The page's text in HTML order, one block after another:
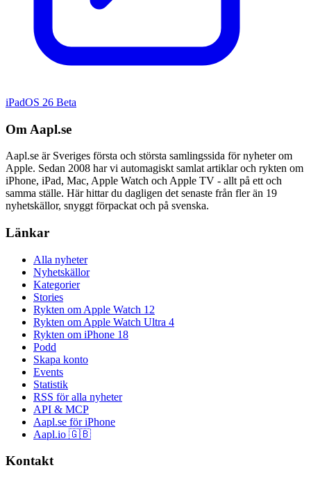
iPadOS 26 Beta
Om Aapl.se
Aapl.se är Sveriges första och största samlingssida för nyheter om
Apple. Sedan 2008 har vi automagiskt samlat artiklar och rykten om
iPhone, iPad, Mac, Apple Watch och Apple TV - allt på ett och
samma ställe. Här hittar du dagligen det senaste från fler än 19
nyhetskällor, snyggt förpackat och på svenska.
Länkar
Alla nyheter
Nyhetskällor
Kategorier
Stories
Rykten om Apple Watch 12
Rykten om Apple Watch Ultra 4
Rykten om iPhone 18
Podd
Skapa konto
Events
Statistik
RSS för alla nyheter
API & MCP
Aapl.se för iPhone
Aapl.io 🇬🇧
Kontakt